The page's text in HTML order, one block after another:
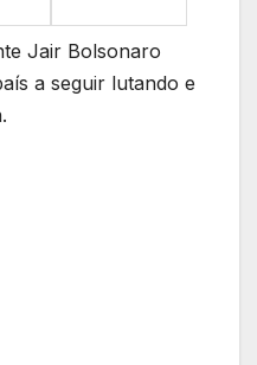
Jair Bolsonaro
a seguir lutando e